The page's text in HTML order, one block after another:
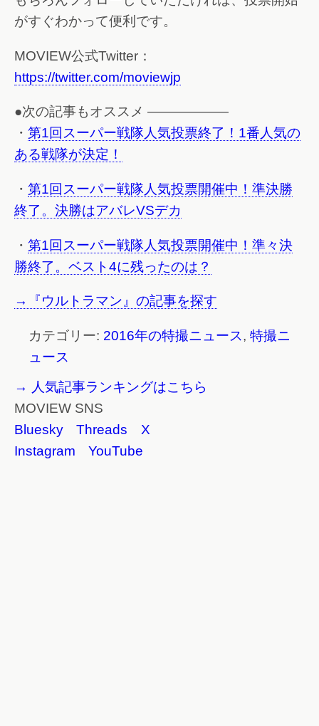
がすぐわかって便利です。
MOVIEW公式Twitter：
https://twitter.com/moviewjp
●次の記事もオススメ ——————
・ 第1回スーパー戦隊人気投票終了！1番人気の
ある戦隊が決定！
・ 第1回スーパー戦隊人気投票開催中！準決勝
終了。決勝はアバレVSデカ
・ 第1回スーパー戦隊人気投票開催中！準々決
勝終了。ベスト4に残ったのは？
→『ウルトラマン』の記事を探す
カテゴリー: 2016年の特撮ニュース, 特撮ニ
ュース
→ 人気記事ランキングはこちら
MOVIEW SNS
Bluesky
Threads
X
Instagram
YouTube